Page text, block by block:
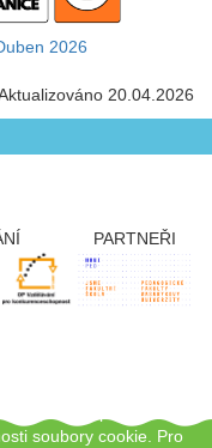
2026
20.04.2026
PARTNEŘI
soubory cookie. Pro